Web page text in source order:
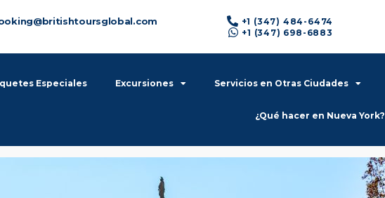
+1 (347) 484-6474
+1 (347) 698-6883
Especiales Excursiones Servicios en Otras Ciudades
¿Qué hacer en Nueva York?